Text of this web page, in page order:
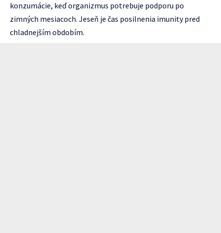
konzumácie, keď organizmus potrebuje podporu po
zimných mesiacoch. Jeseň je čas posilnenia imunity pred
chladnejším obdobím.